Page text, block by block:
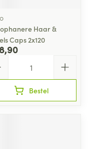
Haar &
Caps 2x120
Bestel